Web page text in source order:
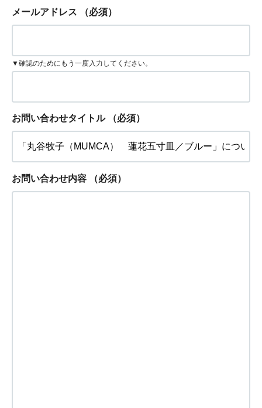
メールアドレス （必須）
▼確認のためにもう一度入力してください。
お問い合わせタイトル （必須）
お問い合わせ内容 （必須）